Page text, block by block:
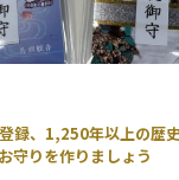
』 地元演歌歌手
録、1,250年以上の歴
守りを作りましょう